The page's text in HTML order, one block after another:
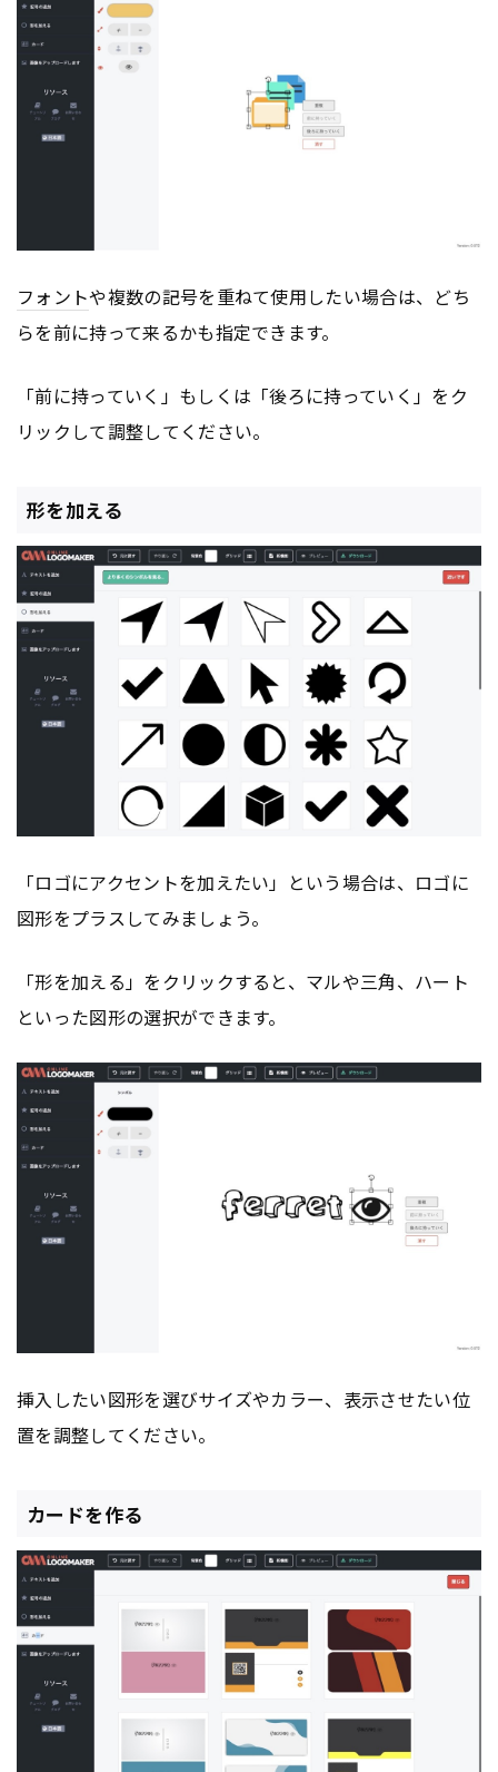
フォントや複数の記号を重ねて使用したい場合は、どち
らを前に持って来るかも指定できます。
「前に持っていく」もしくは「後ろに持っていく」をク
リックして調整してください。
形を加える
「ロゴにアクセントを加えたい」という場合は、ロゴに
図形をプラスしてみましょう。
「形を加える」をクリックすると、マルや三角、ハート
といった図形の選択ができます。
挿入したい図形を選びサイズやカラー、表示させたい位
置を調整してください。
カードを作る